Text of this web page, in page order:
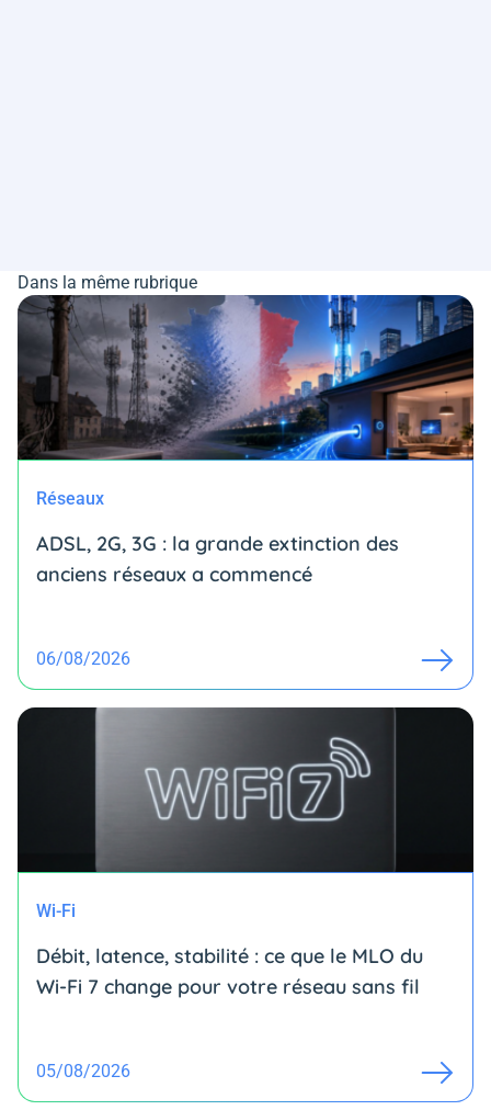
Dans la même rubrique
Réseaux
ADSL, 2G, 3G : la grande extinction des
anciens réseaux a commencé
06/08/2026
Wi-Fi
Débit, latence, stabilité : ce que le MLO du
Wi-Fi 7 change pour votre réseau sans fil
05/08/2026